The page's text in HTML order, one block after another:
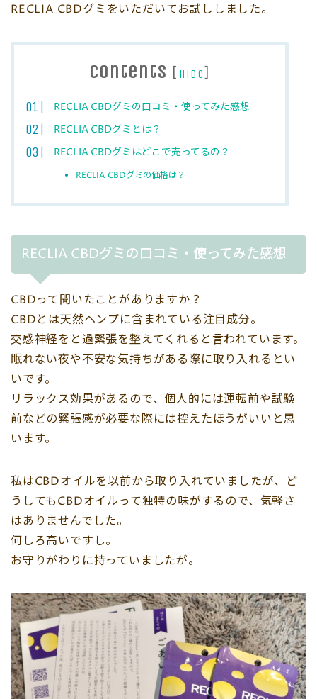
RECLIA CBDグミをいただいてお試ししました。
Contents [ hide]
RECLIA CBDグミの口コミ・使ってみた感想
RECLIA CBDグミとは？
RECLIA CBDグミはどこで売ってるの？
RECLIA CBDグミの価格は？
RECLIA CBDグミの口コミ・使ってみた感想
CBDって聞いたことがありますか？
CBDとは天然ヘンプに含まれている注目成分。
交感神経をと過緊張を整えてくれると言われています。
眠れない夜や不安な気持ちがある際に取り入れるとい
いです。
リラックス効果があるので、個人的には運転前や試験
前などの緊張感が必要な際には控えたほうがいいと思
います。
私はCBDオイルを以前から取り入れていましたが、ど
うしてもCBDオイルって独特の味がするので、気軽さ
はありませんでした。
何しろ高いですし。
お守りがわりに持っていましたが。